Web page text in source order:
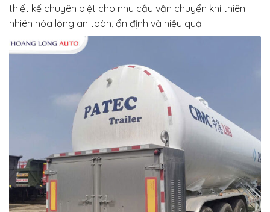
thiết kế chuyên biệt cho nhu cầu vận chuyển khí thiên
nhiên hóa lỏng an toàn, ổn định và hiệu quả.